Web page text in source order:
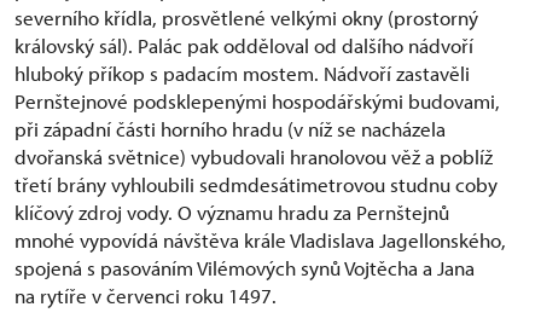
severního křídla, prosvětlené velkými okny (prostorný
královský sál). Palác pak odděloval od dalšího nádvoří
hluboký příkop s padacím mostem. Nádvoří zastavěli
Pernštejnové podsklepenými hospodářskými budovami,
při západní části horního hradu (v níž se nacházela
dvořanská světnice) vybudovali hranolovou věž a poblíž
třetí brány vyhloubili sedmdesátimetrovou studnu coby
klíčový zdroj vody. O významu hradu za Pernštejnů
mnohé vypovídá návštěva krále Vladislava Jagellonského,
spojená s pasováním Vilémových synů Vojtěcha a Jana
na rytíře v červenci roku 1497.